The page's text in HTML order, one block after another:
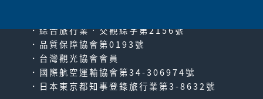
．綜合旅行業‧交觀綜字第2156號
．品質保障協會第0193號
．台灣觀光協會會員
．國際航空運輸協會第34-306974號
．日本東京都知事登錄旅行業第3-8632號